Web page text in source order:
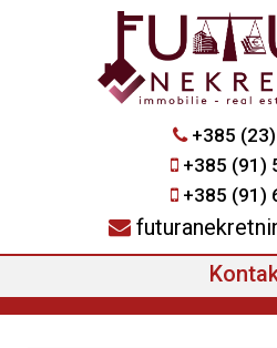
+385
+385 (91)
+385 (91)